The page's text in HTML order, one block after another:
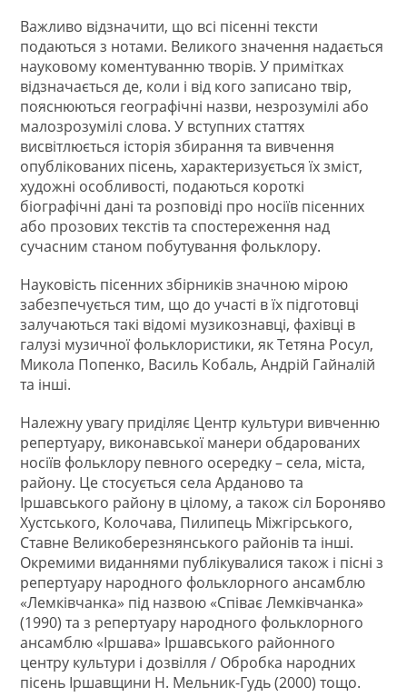
Важливо відзначити, що всі пісенні тексти
подаються з нотами. Великого значення надається
науковому коментуванню творів. У примітках
відзначається де, коли і від кого записано твір,
пояснюються географічні назви, незрозумілі або
малозрозумілі слова. У вступних статтях
висвітлюється історія збирання та вивчення
опублікованих пісень, характеризується їх зміст,
художні особливості, подаються короткі
біографічні дані та розповіді про носіїв пісенних
або прозових текстів та спостереження над
сучасним станом побутування фольклору.
Науковість пісенних збірників значною мірою
забезпечується тим, що до участі в їх підготовці
залучаються такі відомі музикознавці, фахівці в
галузі музичної фольклористики, як Тетяна Росул,
Микола Попенко, Василь Кобаль, Андрій Гайналій
та інші.
Належну увагу приділяє Центр культури вивченню
репертуару, виконавської манери обдарованих
носіїв фольклору певного осередку – села, міста,
району. Це стосується села Арданово та
Іршавського району в цілому, а також сіл Бороняво
Хустського, Колочава, Пилипець Міжгірського,
Ставне Великоберезнянського районів та інші.
Окремими виданнями публікувалися також і пісні з
репертуару народного фольклорного ансамблю
«Лемківчанка» під назвою «Співає Лемківчанка»
(1990) та з репертуару народного фольклорного
ансамблю «Іршава» Іршавського районного
центру культури і дозвілля / Обробка народних
пісень Іршавщини Н. Мельник-Гудь (2000) тощо.